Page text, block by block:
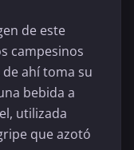
de este
campesinos
ahí toma su
bebida a
utilizada
que azotó